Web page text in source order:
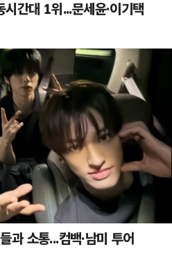
간대 1위...문세윤·이기택
과 소통...컴백·남미 투어